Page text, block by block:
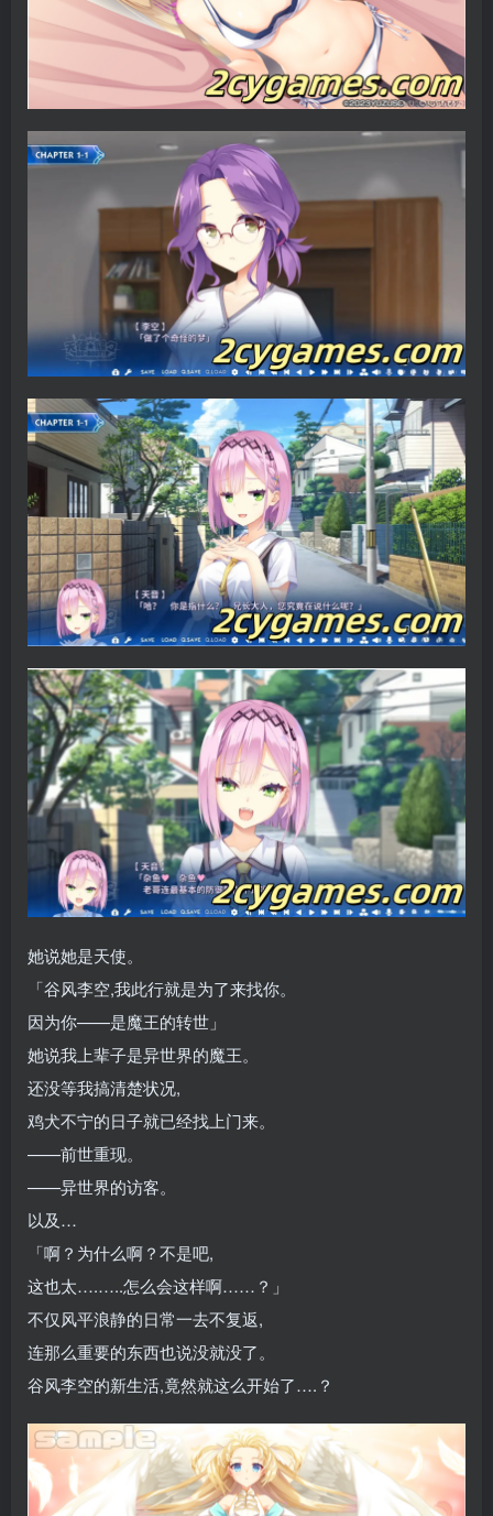
她说她是天使。
「谷风李空,我此行就是为了来找你。
因为你——是魔王的转世」
她说我上辈子是异世界的魔王。
还没等我搞清楚状况,
鸡犬不宁的日子就已经找上门来。
——前世重现。
——异世界的访客。
以及…
「啊？为什么啊？不是吧,
这也太….…..怎么会这样啊……？」
不仅风平浪静的日常一去不复返,
连那么重要的东西也说没就没了。
谷风李空的新生活,竟然就这么开始了….？